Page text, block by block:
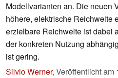
Modellvarianten an. Die neuen
höhere, elektrische Reichweite
erzielbare Reichweite ist dabei
der konkreten Nutzung
ist gering.
Silvio Werner, Veröffentlicht am